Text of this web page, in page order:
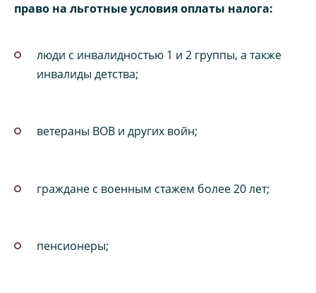
право на льготные условия оплаты налога:
люди с инвалидностью 1 и 2 группы, а также
инвалиды детства;
ветераны ВОВ и других войн;
граждане с военным стажем более 20 лет;
пенсионеры;